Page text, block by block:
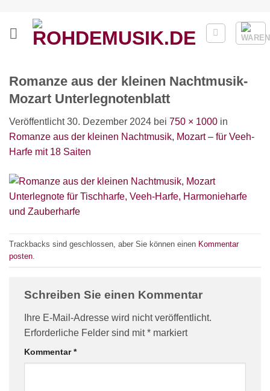
springen
Romanze aus der kleinen Nachtmusik-
Mozart Unterlegnotenblatt
Veröffentlicht30. Dezember 2024 bei 750 × 1000 in
Romanze aus der kleinen Nachtmusik, Mozart – für Veeh-
Harfe mit 18 Saiten
Trackbacks sind geschlossen, aber Sie können einen Kommentar
posten
Schreiben Sie einen Kommentar
Ihre E-Mail-Adresse wird nicht veröffentlicht.
Erforderliche Felder sind mit* markiert
Kommentar*